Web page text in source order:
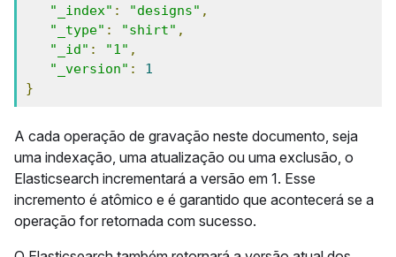
"_index" : "designs" ,
"_type" : "shirt" ,
"_id" : "1" ,
"_version" :
1
}
A cada operação de gravação neste documento, seja
uma indexação, uma atualização ou uma exclusão, o
Elasticsearch incrementará a versão em 1. Esse
incremento é atômico e é garantido que acontecerá se a
operação for retornada com sucesso.